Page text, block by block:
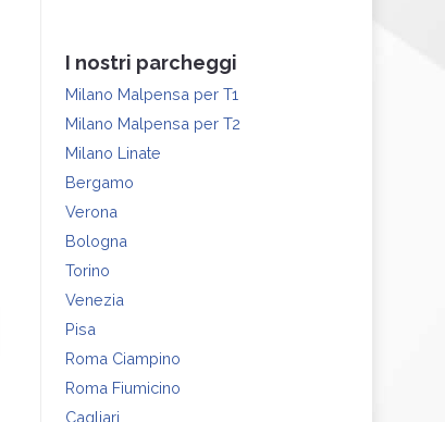
I nostri parcheggi
Milano Malpensa per T1
Milano Malpensa per T2
Milano Linate
Bergamo
Verona
Bologna
Torino
Venezia
Pisa
Roma Ciampino
Roma Fiumicino
Cagliari